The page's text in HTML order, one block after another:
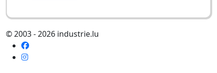
© 2003 - 2026 industrie.lu